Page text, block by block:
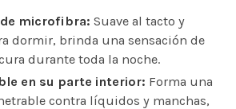
microfibra: Suave al tacto y
dormir, brinda una sensación de
durante toda la noche.
en su parte interior: Forma una
contra líquidos y manchas,